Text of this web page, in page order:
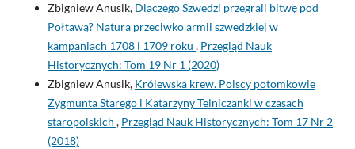
Zbigniew Anusik, Dlaczego Szwedzi przegrali bitwę pod
Połtawą? Natura przeciwko armii szwedzkiej w
kampaniach 1708 i 1709 roku , Przegląd Nauk
Historycznych: Tom 19 Nr 1 (2020)
Zbigniew Anusik, Królewska krew. Polscy potomkowie
Zygmunta Starego i Katarzyny Telniczanki w czasach
staropolskich , Przegląd Nauk Historycznych: Tom 17 Nr 2
(2018)